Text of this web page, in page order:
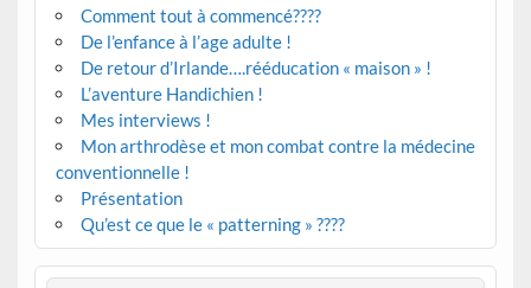
Comment tout à commencé????
De l’enfance à l’age adulte !
De retour d’Irlande….rééducation « maison » !
L’aventure Handichien !
Mes interviews !
Mon arthrodèse et mon combat contre la médecine
conventionnelle !
Présentation
Qu’est ce que le « patterning » ????